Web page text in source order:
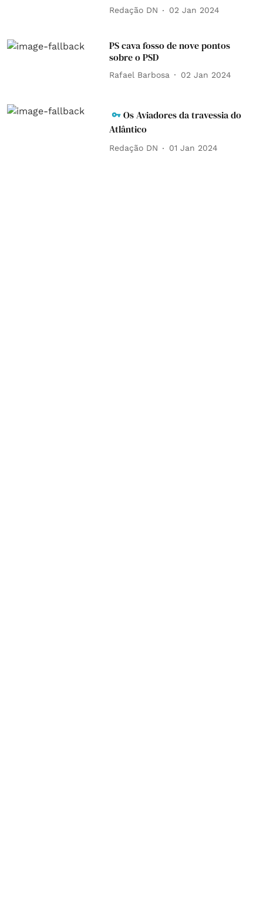
Redação DN 02 Jan 2024
PS cava fosso de nove pontos
sobre o PSD
Rafael Barbosa 02 Jan 2024
Os Aviadores da travessia do
Atlântico
Redação DN 01 Jan 2024